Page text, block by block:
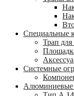
Специальные
Трап для
Системные
Алюминиевые